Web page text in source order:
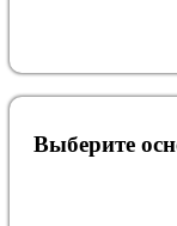
Выберите